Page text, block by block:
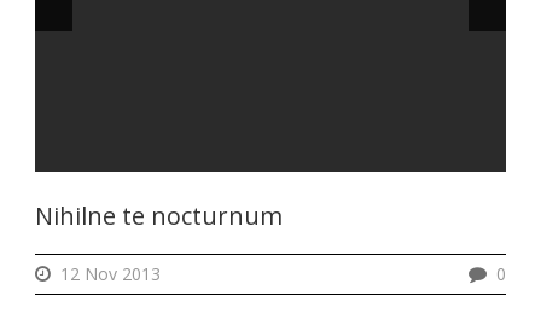
Nihilne te nocturnum
12 Nov 2013 0